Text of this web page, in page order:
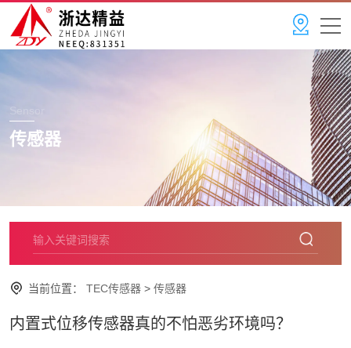
Sensor
传感器
当前位置： TEC传感器 > 传感器
内置式位移传感器真的不怕恶劣环境吗？